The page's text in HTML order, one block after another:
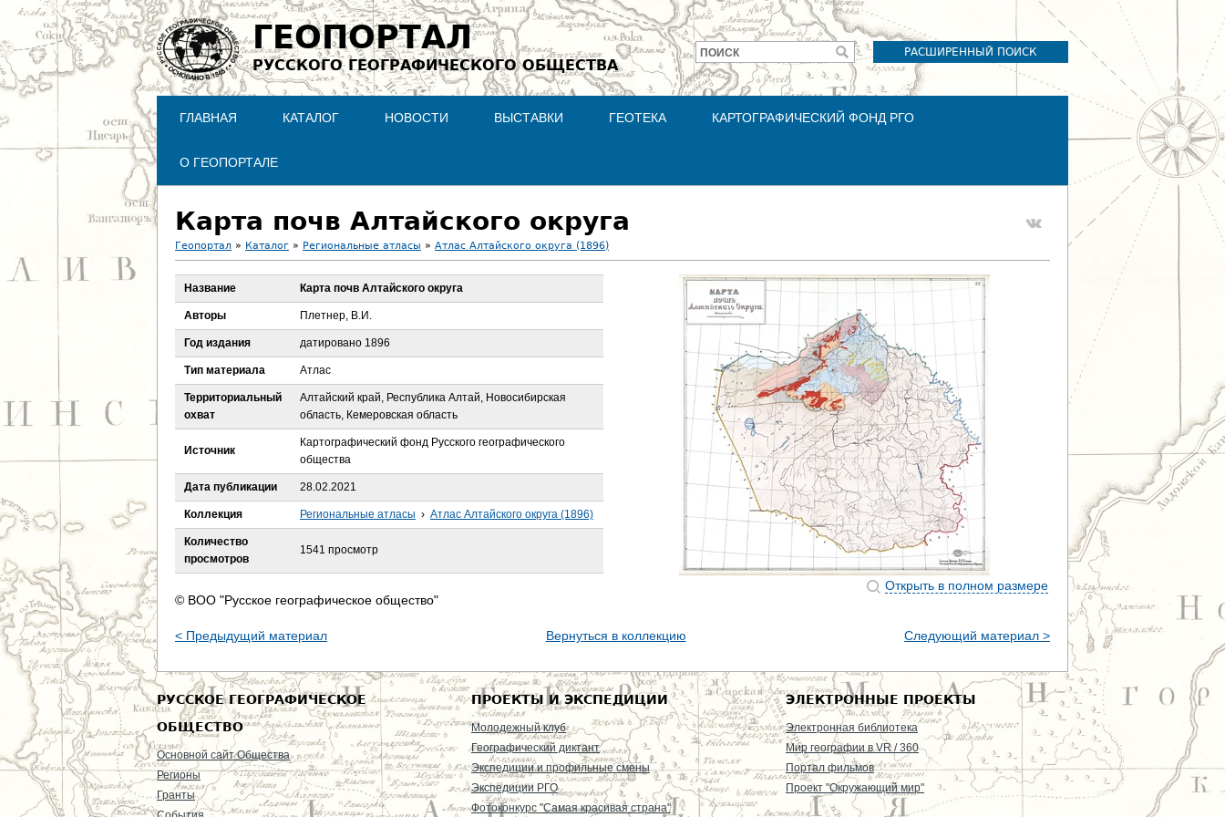
Jump to navigation
ГЕОПОРТАЛ
РУССКОГО ГЕОГРАФИЧЕСКОГО ОБЩЕСТВА
РАСШИРЕННЫЙ ПОИСК
Форма
поиска
ПОИСК
ГЛАВНАЯ КАТАЛОГ НОВОСТИ ВЫСТАВКИ ГЕОТЕКА КАРТОГРАФИЧЕСКИЙ ФОНД РГО
О ГЕОПОРТАЛЕ
Карта почв Алтайского округа
В
ы
д
е
с
ь
Геопортал » Каталог » Региональные атласы » Атлас Алтайского округа (1896)
Открыть в полном размере
Название Карта почв Алтайского округа
Авторы Плетнер, В.И.
Год издания датировано 1896
Тип материала Атлас
Территориальный
охват
Алтайский край, Республика Алтай, Новосибирская
область, Кемеровская область
Источник
Картографический фонд Русского географического
общества
Дата публикации 28.02.2021
Коллекция Региональные атласы › Атлас Алтайского округа (1896)
Количество
просмотров
1541 просмотр
© ВОО "Русское географическое общество"
< Предыдущий материал Вернуться в коллекцию Следующий материал >
РУССКОЕ ГЕОГРАФИЧЕСКОЕ
ОБЩЕСТВО
Основной сайт Общества
Регионы
Гранты
ПРОЕКТЫ И ЭКСПЕДИЦИИ
Молодежный клуб
Географический диктант
Экспедиции и профильные смены
Экспедиции РГО
Фотоконкурс "Самая красивая страна"
ЭЛЕКТРОННЫЕ ПРОЕКТЫ
Электронная библиотека
Мир географии в VR / 360
Портал фильмов
Проект "Окружающий мир"